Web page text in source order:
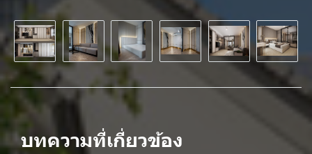
บทความที่เกี่ยวข้อง